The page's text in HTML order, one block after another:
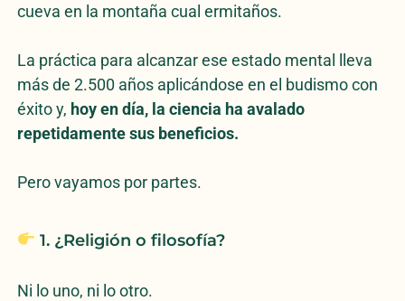
cueva en la montaña cual ermitaños.
La práctica para alcanzar ese estado mental lleva
más de 2.500 años aplicándose en el budismo con
éxito y, hoy en día, la ciencia ha avalado
repetidamente sus beneficios.
Pero vayamos por partes.
1. ¿Religión o filosofía?
Ni lo uno, ni lo otro.